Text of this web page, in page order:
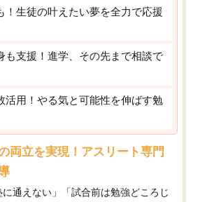
！生徒の叶えたい夢を全力で応援
も支援！進学、その先まで相談で
活用！やる気と可能性を伸ばす勉
両立を実現！アスリート専門
に通えない」「試合前は勉強どころじ